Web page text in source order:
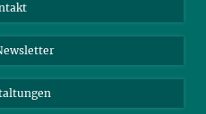
Gabelschwanzmöven, Sand
zeigen neue Einblicke in die